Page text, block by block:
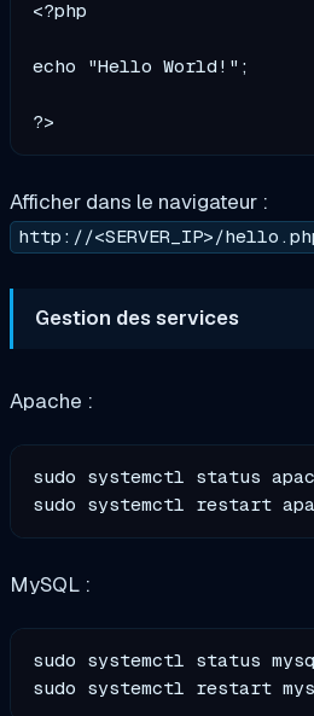
<?php
echo "Hello World!";
Afficher dans le navigateur :
http://<SERVER_IP>/
Gestion des services
Apache :
sudo systemctl status
MySQL :
sudo systemctl status